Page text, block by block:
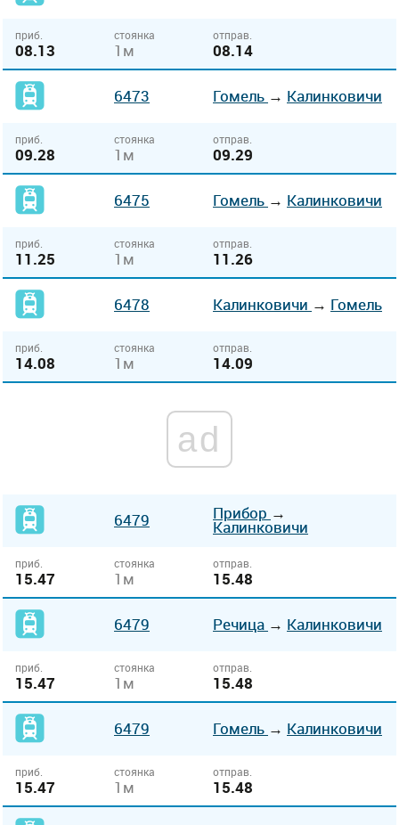
приб.
08.13
стоянка
1м
отправ.
08.14
6473 Гомель → Калинковичи
приб.
09.28
стоянка
1м
отправ.
09.29
6475 Гомель → Калинковичи
приб.
11.25
стоянка
1м
отправ.
11.26
6478 Калинковичи → Гомель
приб.
14.08
стоянка
1м
отправ.
14.09
ad
6479 Прибор →
Калинковичи
приб.
15.47
стоянка
1м
отправ.
15.48
6479 Речица → Калинковичи
приб.
15.47
стоянка
1м
отправ.
15.48
6479 Гомель → Калинковичи
приб.
15.47
стоянка
1м
отправ.
15.48